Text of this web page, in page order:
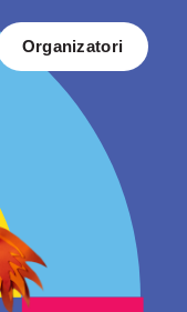
Organizatori